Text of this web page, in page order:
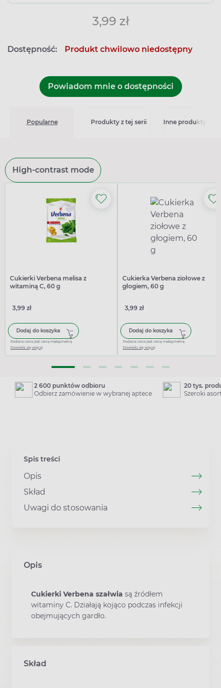
3,99 zł
Dostępność: Produkt chwilowo niedostępny
Powiadom mnie o dostępności
Popularne Produkty z tej serii Inne produkty z
High-contrast mode
Cukierki Verbena melisa z
witaminą C, 60 g
3,99 zł
Dodaj do koszyka
Podana cena jest ceną maksymalną
Dowiedz się więcej
Cukierka Verbena ziołowe z
głogiem, 60 g
3,99 zł
Dodaj do koszyka
Podana cena jest ceną maksymalną
Dowiedz się więcej
2 600 punktów odbioru
Odbierz zamówienie w wybranej aptece
20 tys.
Szeroki
Spis treści
Opis
Skład
Uwagi do stosowania
Opis
Cukierki Verbena szałwia są źródłem
witaminy C. Działają kojąco podczas infekcji
obejmujących gardło.
Skład